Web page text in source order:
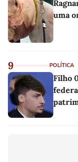
uma
9 POLÍTICA
Filho